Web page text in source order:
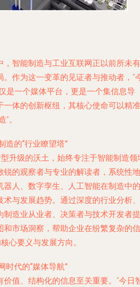
，智能制造与工业互联网正以前所未有
作为这一变革的见证者与推动者，“
是一个媒体平台，更是一个集信息导
一体的创新枢纽，其核心使命可以精准
。
造的“行业瞭望塔”
升级的沃土，始终专注于智能制造领
锐的观察者与专业的解读者，系统性地
器人、数字孪生、人工智能在制造中的
术与发展趋势。通过深度的行业分析、
制造业从业者、决策者与技术开发者提
和市场洞察，帮助企业在纷繁复杂的信
心要义与发展方向。
时代的“媒体导航”
值、结构化的信息至关重要。“今日